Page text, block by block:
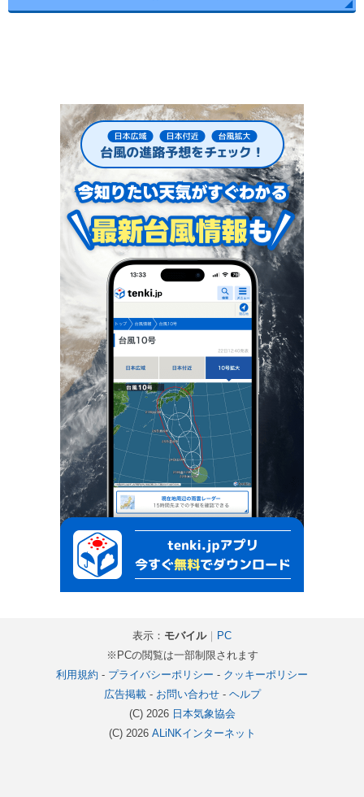
表示： モバイル｜
PC
※PCの閲覧は一部制限されます
利用規約 - プライバシーポリシー - クッキーポリシー
広告掲載- お問い合わせ- ヘルプ
(C) 2026 日本気象協会
(C) 2026 ALiNKインターネット